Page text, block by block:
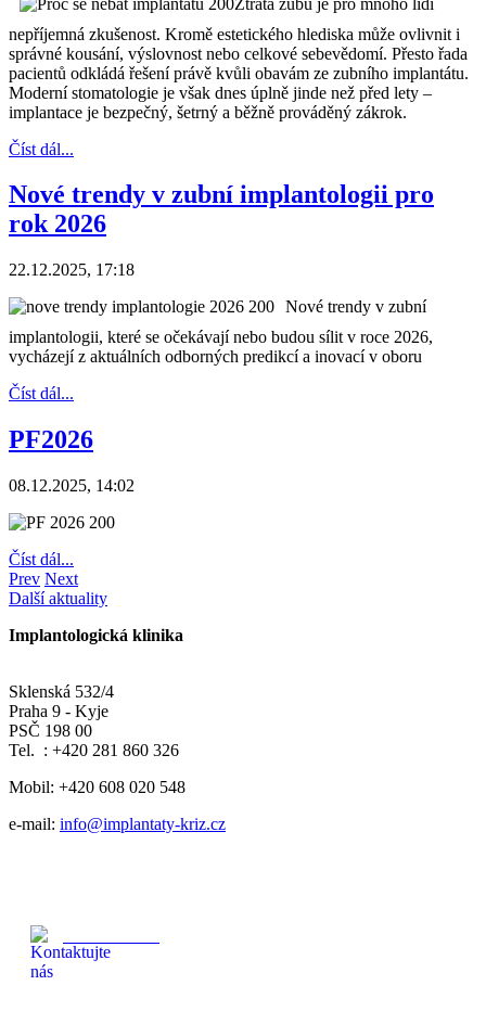
nepříjemná zkušenost. Kromě estetického hlediska může ovlivnit i
správné kousání, výslovnost nebo celkové sebevědomí. Přesto řada
pacientů odkládá řešení právě kvůli obavám ze zubního implantátu.
Moderní stomatologie je však dnes úplně jinde než před lety –
implantace je bezpečný, šetrný a běžně prováděný zákrok.
Číst dál...
Nové trendy v zubní implantologii pro
rok 2026
22.12.2025, 17:18
Nové trendy v zubní
implantologii, které se očekávají nebo budou sílit v roce 2026,
vycházejí z aktuálních odborných predikcí a inovací v oboru
Číst dál...
PF2026
08.12.2025, 14:02
Číst dál...
Prev Next
Další aktuality
Implantologická klinika
Sklenská 532/4
Praha 9 - Kyje
PSČ 198 00
Tel. : +420 281 860 326
Mobil: +420 608 020 548
e-mail: info@implantaty-kriz.cz